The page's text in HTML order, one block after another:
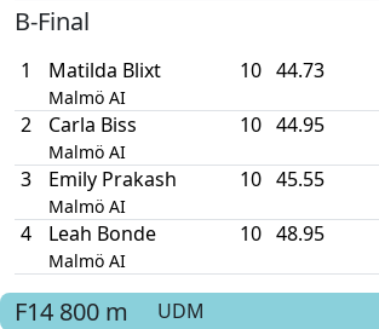
B-Final
1 Matilda Blixt
Malmö AI
10 44.73
2 Carla Biss
Malmö AI
10 44.95
3 Emily Prakash
Malmö AI
10 45.55
4 Leah Bonde
Malmö AI
10 48.95
F14 800 m UDM